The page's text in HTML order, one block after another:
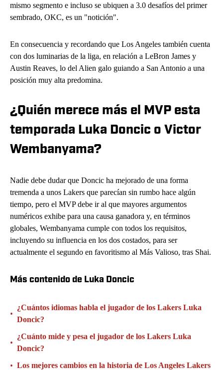
mismo segmento e incluso se ubiquen a 3.0 desafíos del primer
sembrado, OKC, es un "notición".
En consecuencia y recordando que Los Angeles también cuenta
con dos luminarias de la liga, en relación a LeBron James y
Austin Reaves, lo del Alien galo guiando a San Antonio a una
posición muy alta predomina.
¿Quién merece más el MVP esta
temporada Luka Doncic o Victor
Wembanyama?
Nadie debe dudar que Doncic ha mejorado de una forma
tremenda a unos Lakers que parecían sin rumbo hace algún
tiempo, pero el MVP debe ir al que mayores argumentos
numéricos exhibe para una causa ganadora y, en términos
globales, Wembanyama cumple con todos los requisitos,
incluyendo su influencia en los dos costados, para ser
actualmente el segundo en favoritismo al Más Valioso, tras Shai.
Más contenido de Luka Doncic
•
¿Cuántos idiomas habla el jugador de los Lakers Luka
Doncic?
•
¿Cuánto mide y pesa el jugador de los Lakers Luka
Doncic?
• Los mejores cambios en la historia de Los Angeles Lakers